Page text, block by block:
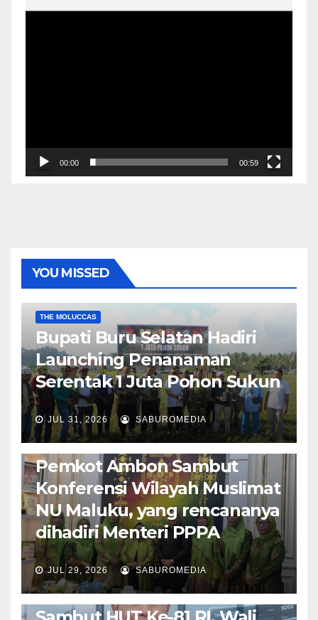
00:00 00:59
YOU MISSED
THE MOLUCCAS
Bupati Buru Selatan Hadiri
Launching Penanaman
Serentak 1 Juta Pohon Sukun
JUL 31, 2026 SABUROMEDIA
AMBON METRO JURNALISME AKTIVIS
POLITIK & PEMERINTAHAN
Pemkot Ambon Sambut
Konferensi Wilayah Muslimat
NU Maluku, yang rencananya
dihadiri Menteri PPPA
JUL 29, 2026 SABUROMEDIA
AMBON METRO POLITIK & PEMERINTAHAN